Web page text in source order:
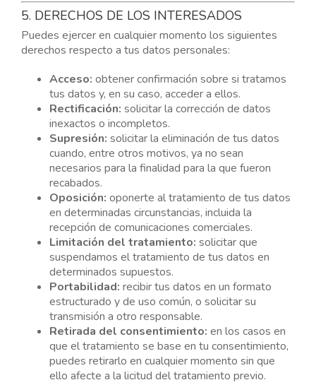
5. DERECHOS DE LOS INTERESADOS
Puedes ejercer en cualquier momento los siguientes
derechos respecto a tus datos personales:
Acceso: obtener confirmación sobre si tratamos
tus datos y, en su caso, acceder a ellos.
Rectificación: solicitar la corrección de datos
inexactos o incompletos.
Supresión: solicitar la eliminación de tus datos
cuando, entre otros motivos, ya no sean
necesarios para la finalidad para la que fueron
recabados.
Oposición: oponerte al tratamiento de tus datos
en determinadas circunstancias, incluida la
recepción de comunicaciones comerciales.
Limitación del tratamiento: solicitar que
suspendamos el tratamiento de tus datos en
determinados supuestos.
Portabilidad: recibir tus datos en un formato
estructurado y de uso común, o solicitar su
transmisión a otro responsable.
Retirada del consentimiento: en los casos en
que el tratamiento se base en tu consentimiento,
puedes retirarlo en cualquier momento sin que
ello afecte a la licitud del tratamiento previo.